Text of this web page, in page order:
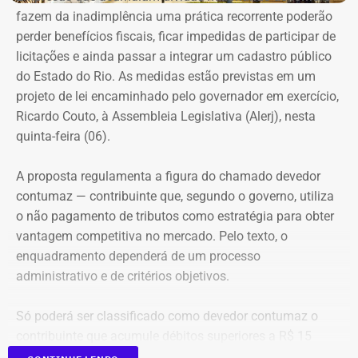
entre a prática do esporte e a observação de uma
demanda real do cotidiano feminino. O principal gatilho
que muitas sentem é a constatação do medo. Por isso, os
treinamentos vão além dos socos. O foco principal é a
consciência situacional e a capacidade de reação rápida
antes mesmo que o contato físico aconteça”, comenta.
Evolução do patrimônio declarado por Fred Pacheco à Justiça Eleitoral
entre 2012 e 2026, em valores nominais e corrigidos pela inflação (IPCA) –
Tabela: Imagem gerada por IA
Apesar da recuperação, o valor ainda está 16,3% abaixo,
Quando a comparação é feita em valores corrigidos pela
inflação, a diferença chega a 30,1%.
Patrimônio de Fred Pacheco é
composto em sua maioria por
concentrada em imóveis. O deputado informou possuir
fazem da inadimplência uma prática recorrente poderão
perder benefícios fiscais, ficar impedidas de participar de
licitações e ainda passar a integrar um cadastro público
do Estado do Rio. As medidas estão previstas em um
projeto de lei encaminhado pelo governador em exercício,
Ricardo Couto, à Assembleia Legislativa (Alerj), nesta
quinta-feira (06).
A proposta regulamenta a figura do chamado devedor
contumaz — contribuinte que, segundo o governo, utiliza
o não pagamento de tributos como estratégia para obter
vantagem competitiva no mercado. Pelo texto, o
enquadramento dependerá de um processo
administrativo e de critérios objetivos.
Só poderá ser classificado como devedor contumaz o